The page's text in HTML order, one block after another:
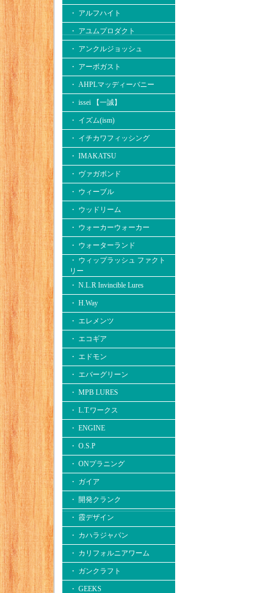
・ アルフハイト
・ アユムプロダクト
・ アンクルジョッシュ
・ アーボガスト
・ AHPLマッディーバニー
・ issei 【一誠】
・ イズム(ism)
・ イチカワフィッシング
・ IMAKATSU
・ ヴァガボンド
・ ウィーブル
・ ウッドリーム
・ ウォーカーウォーカー
・ ウォーターランド
・ ウィップラッシュ ファクト
リー
・ N.L.R Invincible Lures
・ H.Way
・ エレメンツ
・ エコギア
・ エドモン
・ エバーグリーン
・ MPB LURES
・ L.T.ワークス
・ ENGINE
・ O.S.P
・ ONプラニング
・ ガイア
・ 開発クランク
・ 霞デザイン
・ カハラジャパン
・ カリフォルニアワーム
・ ガンクラフト
・ GEEKS